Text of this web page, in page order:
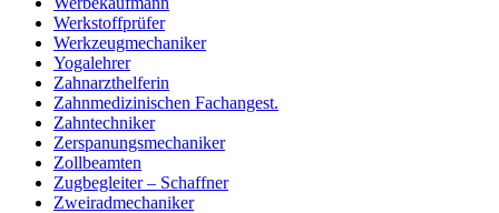
Werkstoffprüfer
Werkzeugmechaniker
Yogalehrer
Zahnarzthelferin
Zahnmedizinischen Fachangest.
Zahntechniker
Zerspanungsmechaniker
Zollbeamten
Zugbegleiter – Schaffner
Zweiradmechaniker